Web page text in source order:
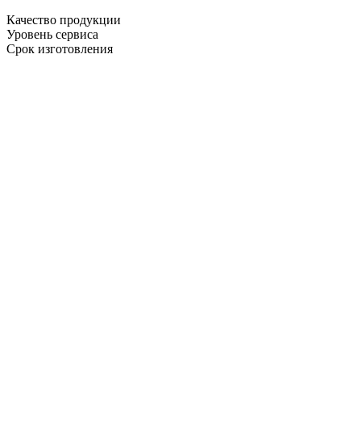
Качество продукции
Уровень сервиса
Срок изготовления